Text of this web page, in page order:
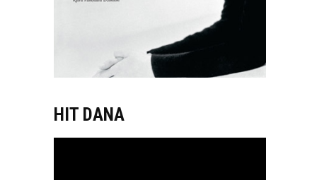
HIT DANA